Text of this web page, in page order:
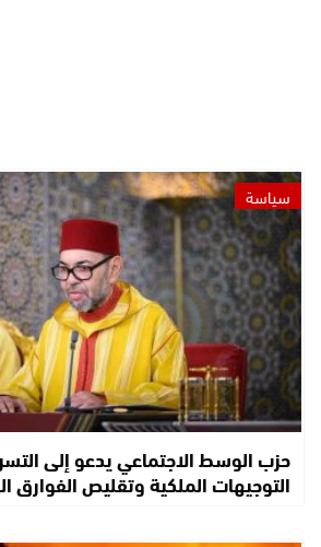
سياسة
حزب الوسط الاجتماعي يدعو إلى
التوجيهات الملكية وتقليص الفوارق